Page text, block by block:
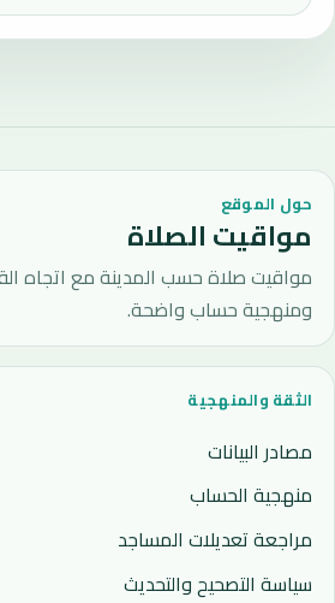
حول الموقع
مواقيت الصلاة
مواقيت صلاة حسب المدينة مع اتجاه
ومنهجية حساب واضحة.
الثقة والمنهجية
مصادر البيانات
منهجية الحساب
مراجعة تعديلات المساجد
سياسة التصحيح والتحديث